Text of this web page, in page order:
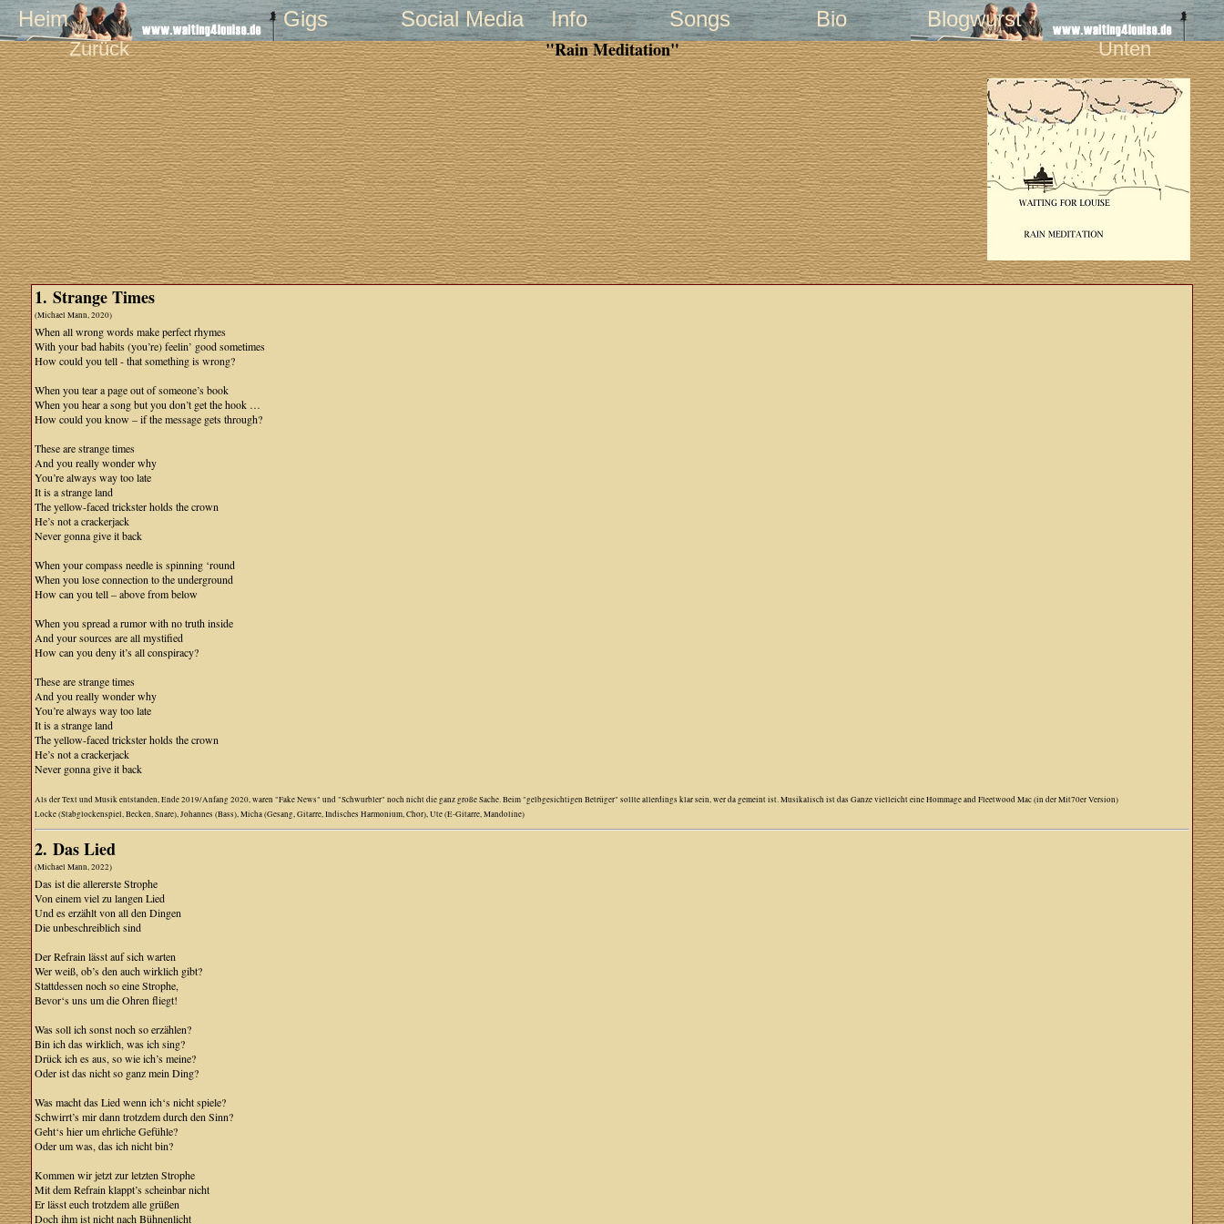
Heim Gigs Social Media Info Songs Bio Blogwurst
Zurück "Rain Meditation" Unten
1. Strange Times
(Michael Mann, 2020)
When all wrong words make perfect rhymes
With your bad habits (you’re) feelin’ good sometimes
How could you tell - that something is wrong?
When you tear a page out of someone’s book
When you hear a song but you don’t get the hook …
How could you know – if the message gets through?
These are strange times
And you really wonder why
You’re always way too late
It is a strange land
The yellow-faced trickster holds the crown
He’s not a crackerjack
Never gonna give it back
When your compass needle is spinning ‘round
When you lose connection to the underground
How can you tell – above from below
When you spread a rumor with no truth inside
And your sources are all mystified
How can you deny it’s all conspiracy?
These are strange times
And you really wonder why
You’re always way too late
It is a strange land
The yellow-faced trickster holds the crown
He’s not a crackerjack
Never gonna give it back
Als der Text und Musik entstanden, Ende 2019/Anfang 2020, waren "Fake News" und "Schwurbler" noch nicht die ganz große Sache. Beim "gelbgesichtigen Betrüger" sollte allerdings klar sein, wer da gemeint ist. Musikalisch ist das Ganze vielleicht eine Hommage and Fleetwood Mac (in der Mit70er Version)
Locke (Stabglockenspiel, Becken, Snare), Johannes (Bass), Micha (Gesang, Gitarre, Indisches Harmonium, Chor), Ute (E-Gitarre, Mandoline)
2. Das Lied
(Michael Mann, 2022)
Das ist die allererste Strophe
Von einem viel zu langen Lied
Und es erzählt von all den Dingen
Die unbeschreiblich sind
Der Refrain lässt auf sich warten
Wer weiß, ob’s den auch wirklich gibt?
Stattdessen noch so eine Strophe,
Bevor‘s uns um die Ohren fliegt!
Was soll ich sonst noch so erzählen?
Bin ich das wirklich, was ich sing?
Drück ich es aus, so wie ich’s meine?
Oder ist das nicht so ganz mein Ding?
Was macht das Lied wenn ich‘s nicht spiele?
Schwirrt’s mir dann trotzdem durch den Sinn?
Geht‘s hier um ehrliche Gefühle?
Oder um was, das ich nicht bin?
Kommen wir jetzt zur letzten Strophe
Mit dem Refrain klappt’s scheinbar nicht
Er lässt euch trotzdem alle grüßen
Doch ihm ist nicht nach Bühnenlicht